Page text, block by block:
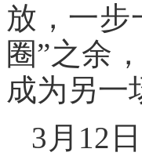
放，一步
圈”之余
成为另一
3月12